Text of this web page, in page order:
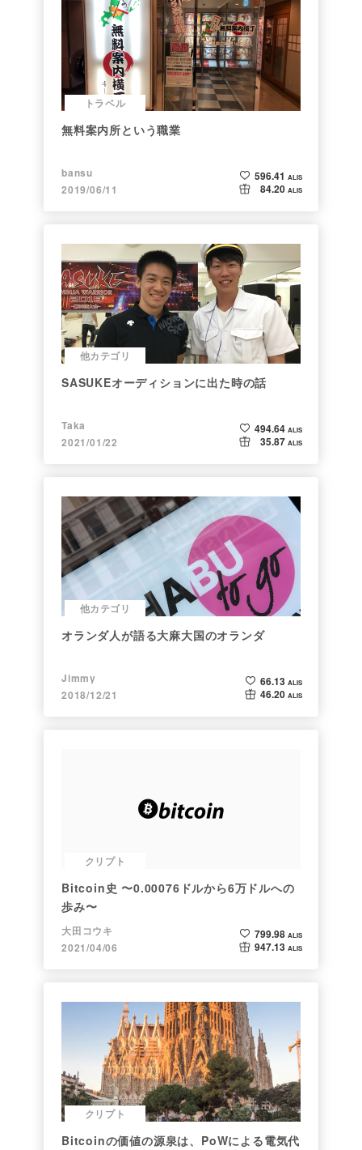
トラベル
無料案内所という職業
bansu
2019/06/11
596.41 ALIS
84.20 ALIS
他カテゴリ
SASUKEオーディションに出た時の話
Taka
2021/01/22
494.64 ALIS
35.87 ALIS
他カテゴリ
オランダ人が語る大麻大国のオランダ
Jimmy
2018/12/21
66.13 ALIS
46.20 ALIS
クリプト
Bitcoin史 〜0.00076ドルから6万ドルへの
歩み〜
大田コウキ
2021/04/06
799.98 ALIS
947.13 ALIS
クリプト
Bitcoinの価値の源泉は、PoWによる電気代